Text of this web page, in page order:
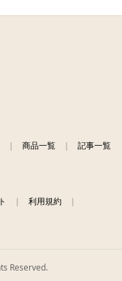
商品一覧 記事一覧
利用規約
Reserved.